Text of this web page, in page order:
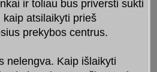
ir toliau bus priversti sukti
kaip atsilaikyti prieš
prekybos centrus.
nelengva. Kaip išlaikyti